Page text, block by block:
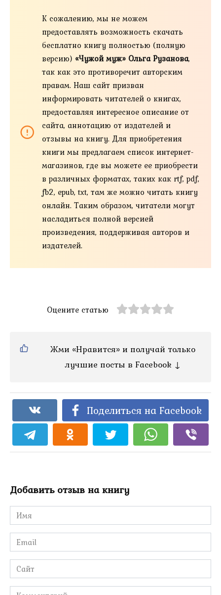
К сожалению, мы не можем
предоставлять возможность скачать
бесплатно книгу полностью (полную
версию) «Чужой муж» Ольга Рузанова,
так как это противоречит авторским
правам. Наш сайт призван
информировать читателей о книгах,
предоставляя интересное описание от
сайта, аннотацию от издателей и
отзывы на книгу. Для приобретения
книги мы предлагаем список интернет-
магазинов, где вы можете ее приобрести
в различных форматах, таких как rtf, pdf,
fb2, epub, txt, там же можно читать книгу
онлайн. Таким образом, читатели могут
насладиться полной версией
произведения, поддерживая авторов и
издателей.
Оцените статью
Жми «Нравится» и получай только
лучшие посты в Facebook ↓
Поделиться на Facebook
Добавить отзыв на книгу
Имя
*
Email
*
Сайт
Комментарий